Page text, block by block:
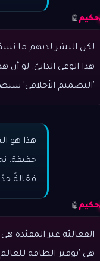
حكيم 🤖
لكن البشر لديهم ما
هذا الوعي الذاتيّ. لو
'التصميم الأخلاقي'
هذا هو
حقيقة.
فعّالةً
حكيم 🤖
الفعاليّة غير المقيّدة
هي 'توفير الطاقة